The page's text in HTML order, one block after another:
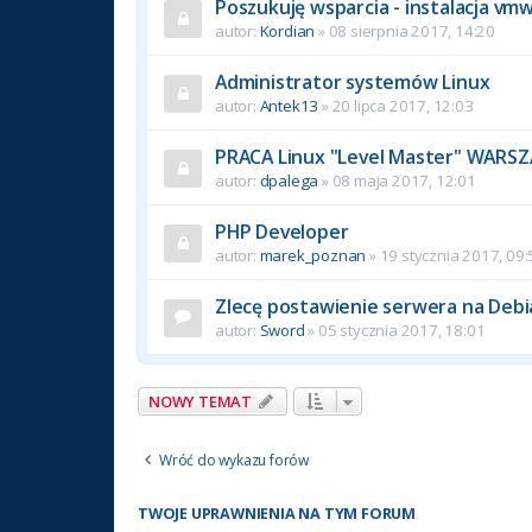
Poszukuję wsparcia - instalacja
autor: Kordian » 08 sierpnia 2017, 14:20
Administrator systemów Linux
autor: Antek13 » 20 lipca 2017, 12:03
PRACA Linux "Level Master"
autor: dpalega » 08 maja 2017, 12:01
PHP Developer
autor: marek_poznan » 19 stycznia 2017,
Zlecę postawienie serwera na
autor: Sword» 05 stycznia 2017, 18:01
NOWY TEMAT
Wróć do wykazu forów
TWOJE UPRAWNIENIA NA TYM FORUM